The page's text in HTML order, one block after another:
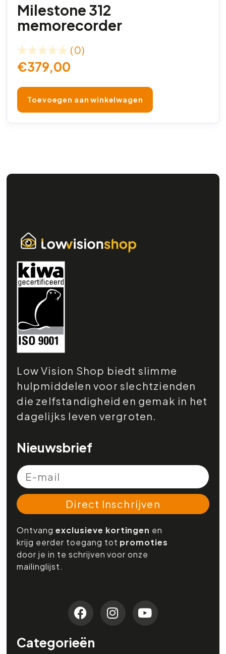
Milestone 312
memorecorder
(0)
€379,00
Toevoegen aan winkelwagen
Low Vision Shop biedt slimme
hulpmiddelen voor slechtzienden
die zelfstandigheid en gemak in het
dagelijks leven vergroten.
Nieuwsbrief
Direct Inschrijven
Ontvangexclusieve kortingen en
krijg eerder toegang tot promoties
door je in te schrijven voor onze
mailinglijst.
Categorieën